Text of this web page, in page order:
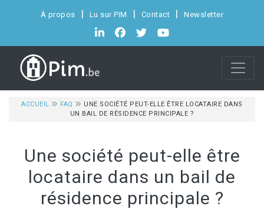
À propos Lu sur PIM Contact Newsletter
ACCUEIL FAQ
UNE SOCIÉTÉ PEUT-ELLE ÊTRE LOCATAIRE DANS
UN BAIL DE RÉSIDENCE PRINCIPALE ?
Une société peut-elle être
locataire dans un bail de
résidence principale ?